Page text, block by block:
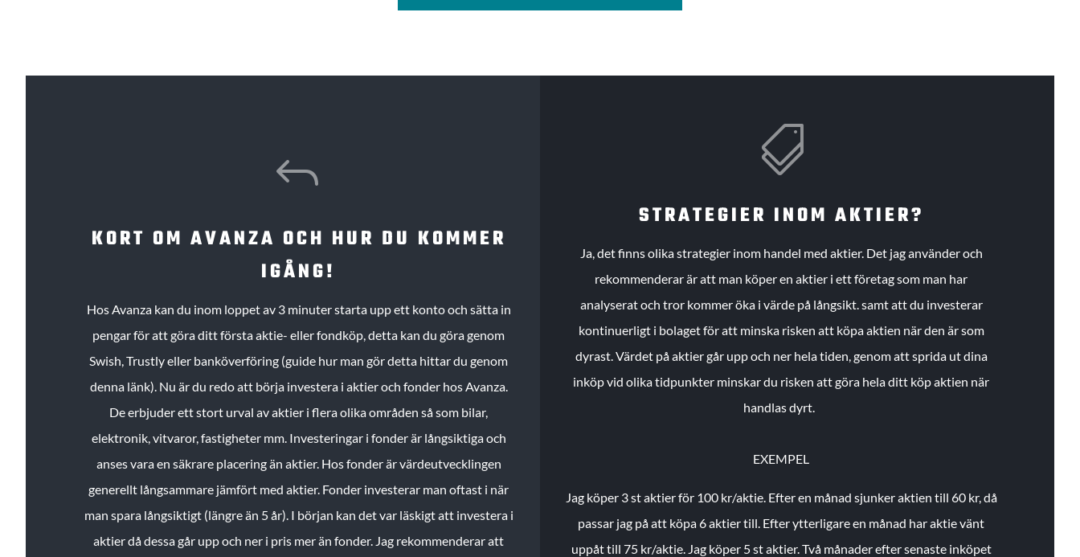
J
KORT OM AVANZA OCH HUR DU KOMMER
IGÅNG!
Hos Avanza kan du inom loppet av 3 minuter starta upp ett konto och sätta in
pengar för att göra ditt första aktie- eller fondköp, detta kan du göra genom
Swish, Trustly eller banköverföring (guide hur man gör detta hittar du genom
denna länk). Nu är du redo att börja investera i aktier och fonder hos Avanza.
De erbjuder ett stort urval av aktier i flera olika områden så som bilar,
elektronik, vitvaror, fastigheter mm. Investeringar i fonder är långsiktiga och
anses vara en säkrare placering än aktier. Hos fonder är värdeutvecklingen
generellt långsammare jämfört med aktier. Fonder investerar man oftast i när
man spara långsiktigt (längre än 5 år). I början kan det var läskigt att investera i
aktier då dessa går upp och ner i pris mer än fonder. Jag rekommenderar att

STRATEGIER INOM AKTIER?
Ja, det finns olika strategier inom handel med aktier. Det jag använder och
rekommenderar är att man köper en aktier i ett företag som man har
analyserat och tror kommer öka i värde på långsikt. samt att du investerar
kontinuerligt i bolaget för att minska risken att köpa aktien när den är som
dyrast. Värdet på aktier går upp och ner hela tiden, genom att sprida ut dina
inköp vid olika tidpunkter minskar du risken att göra hela ditt köp aktien när
handlas dyrt.
EXEMPEL
Jag köper 3 st aktier för 100 kr/aktie. Efter en månad sjunker aktien till 60 kr, då
passar jag på att köpa 6 aktier till. Efter ytterligare en månad har aktie vänt
uppåt till 75 kr/aktie. Jag köper 5 st aktier.Två månader efter senaste inköpet